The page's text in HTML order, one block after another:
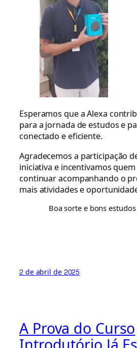
Esperamos que a Alexa
para a jornada de estudos e
conectado e eficiente.
Agradecemos a participação
iniciativa e incentivamos
continuar acompanhando o
mais atividades e
Boa sorte e bons
2 de abril de 2025
A Prova do Curso